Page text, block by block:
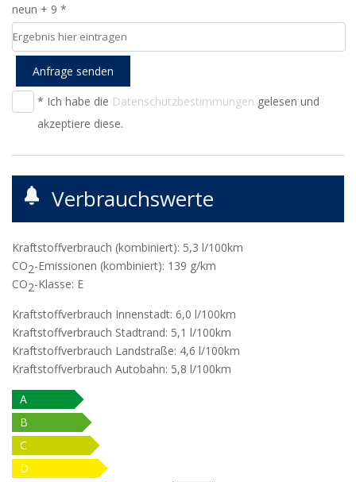
neun + 9 *
Anfrage senden
* Ich habe die Datenschutzbestimmungen gelesen und
akzeptiere diese.
Verbrauchswerte
Kraftstoffverbrauch (kombiniert): 5,3 l/100km
CO2-Emissionen (kombiniert): 139 g/km
CO2-Klasse: E
Kraftstoffverbrauch Innenstadt: 6,0 l/100km
Kraftstoffverbrauch Stadtrand: 5,1 l/100km
Kraftstoffverbrauch Landstraße: 4,6 l/100km
Kraftstoffverbrauch Autobahn: 5,8 l/100km
A
B
C
D